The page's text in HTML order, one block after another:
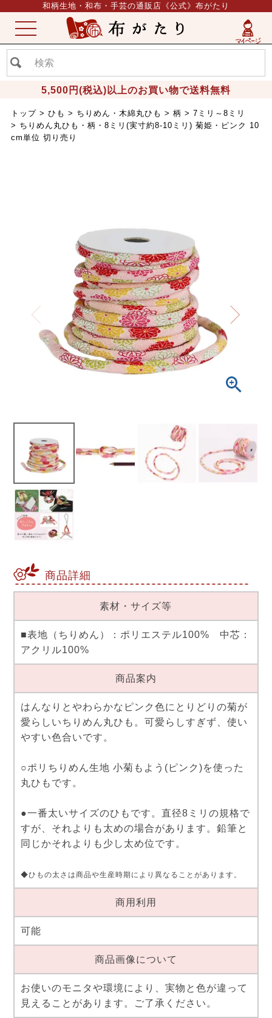
和柄生地・和布・手芸の通販店《公式》布がたり
5,500円(税込)以上のお買い物で送料無料
ME
NU
トップ ひも ちりめん・木綿丸ひも 柄
7ミリ～8ミリ
ちりめん丸ひも・柄・8ミリ(実寸約8-10ミリ) 菊姫・ピンク 10
cm単位 切り売り
商品詳細
素材・サイズ等
■表地（ちりめん）：ポリエステル100% 中芯：
アクリル100%
商品案内
はんなりとやわらかなピンク色にとりどりの菊が
愛らしいちりめん丸ひも。可愛らしすぎず、使い
やすい色合いです。
○ポリちりめん生地 小菊もよう(ピンク)を使った
丸ひもです。
●一番太いサイズのひもです。直径8ミリの規格で
すが、それよりも太めの場合があります。鉛筆と
同じかそれよりも少し太め位です。
◆ひもの太さは商品や生産時期により異なることがあります。
商用利用
可能
商品画像について
お使いのモニタや環境により、実物と色が違って
見えることがあります。ご了承ください。